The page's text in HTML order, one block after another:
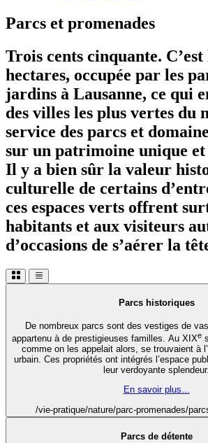
Parcs et promenades
Trois cents cinquante.
hectares, occupée par les
jardins à Lausanne, ce qui
des villes les plus vertes du
service des parcs et
sur un patrimoine unique
Il y a bien sûr la valeur
culturelle de certains
ces espaces verts offrent
habitants et aux visiteurs
d’occasions de s’aérer la
Parcs historiques
De nombreux parcs sont des vestiges de
appartenu à de prestigieuses familles. Au XIXe
comme on les appelait alors, se trouvaient à
urbain. Ces propriétés ont intégrés l’espace
leur verdoyante splendeur.
En savoir plus...
/vie-pratique/nature/parc-promenades/
Parcs de détente